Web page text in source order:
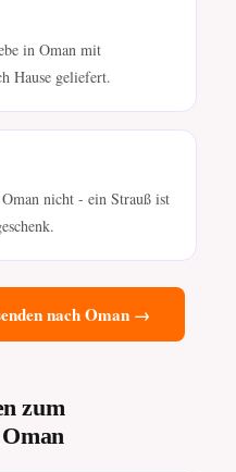
in Oman mit
Hause geliefert.
nicht - ein Strauß ist
nach Oman →
zum